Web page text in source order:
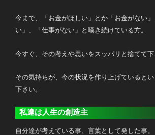
今まで、「お金がほしい」とか「お金がない
い」、「仕事がない」と嘆き続けている方。
今すぐ、その考えや思いをスッパリと捨てて下
その気持ちが、今の状況を作り上げていると
下さい。
私達は人生の創造主
自分達が考えている事、言葉として発した事。